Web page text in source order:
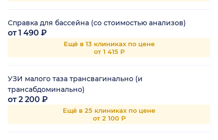
Справка для бассейна (со стоимостью анализов)
от 1 490 ₽
Ещё в 13 клиниках по цене
от 1 415 Р
УЗИ малого таза трансвагинально (и
трансабдоминально)
от 2 200 ₽
Ещё в 25 клиниках по цене
от 2 100 Р